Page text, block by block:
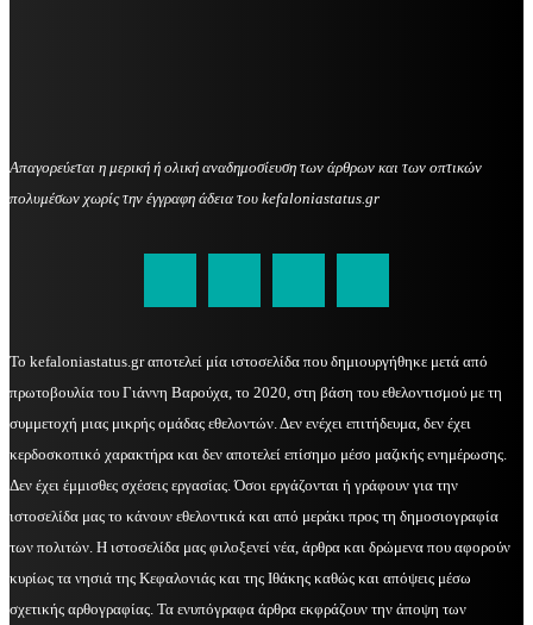
Απαγορεύεται η μερική ή ολική αναδημοσίευση των άρθρων και των οπτικών
πολυμέσων χωρίς την έγγραφη άδεια του kefaloniastatus.gr
Το kefaloniastatus.gr αποτελεί μία ιστοσελίδα που δημιουργήθηκε μετά από
πρωτοβουλία του Γιάννη Βαρούχα, το 2020, στη βάση του εθελοντισμού με τη
συμμετοχή μιας μικρής ομάδας εθελοντών. Δεν ενέχει επιτήδευμα, δεν έχει
κερδοσκοπικό χαρακτήρα και δεν αποτελεί επίσημο μέσο μαζικής ενημέρωσης.
Δεν έχει έμμισθες σχέσεις εργασίας. Όσοι εργάζονται ή γράφουν για την
ιστοσελίδα μας το κάνουν εθελοντικά και από μεράκι προς τη δημοσιογραφία
των πολιτών. Η ιστοσελίδα μας φιλοξενεί νέα, άρθρα και δρώμενα που αφορούν
κυρίως τα νησιά της Κεφαλονιάς και της Ιθάκης καθώς και απόψεις μέσω
σχετικής αρθογραφίας. Τα ενυπόγραφα άρθρα εκφράζουν την άποψη των